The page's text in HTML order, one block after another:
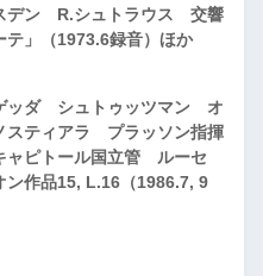
デン R.シュトラウス 交響
テ」（1973.6録音）ほか
ッダ シュトゥッツマン オ
スティアラ プラッソン指揮
ャピトール国立管 ルーセ
作品15, L.16（1986.7, 9